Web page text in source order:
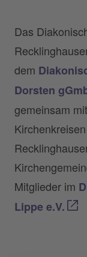
Das
dem
Dorsten
gemeinsam
Mitglieder im
Lippe e.V.